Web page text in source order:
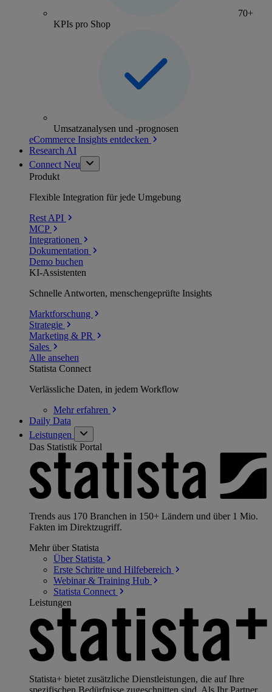
70+
KPIs pro Shop
Umsatzanalysen und -prognosen
eCommerce Insights entdecken
Research AI
Connect Neu
Produkt
Flexible Integration für jede Umgebung
Rest API
MCP
Integrationen
Dokumentation
Demo buchen
KI-Assistenten
Schnelle Antworten, menschengeprüfte Insights
Marktforschung
Strategie
Marketing & PR
Sales
Alle ansehen
Statista Connect
Verlässliche Daten, in jedem Workflow
Mehrerfahren
Daily Data
Leistungen
Das Statistik Portal
Trends aus 170 Branchen in 150+ Ländern und über 1 Mio.
Fakten im Direktzugriff.
Mehr über Statista
Über Statista
Erste Schritte und Hilfebereich
Webinar & Training Hub
Statista Connect
Leistungen
Statista+ bietet zusätzliche Dienstleistungen, die auf Ihre
spezifischen Bedürfnisse zugeschnitten sind. Als Ihr Partner